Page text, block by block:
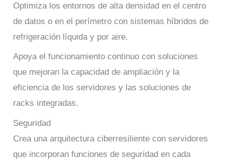
Optimiza los entornos de alta densidad en el centro
de datos o en el perímetro con sistemas híbridos de
refrigeración líquida y por aire.
Apoya el funcionamiento continuo con soluciones
que mejoran la capacidad de ampliación y la
eficiencia de los servidores y las soluciones de
racks integradas.
Seguridad
Crea una arquitectura ciberresiliente con servidores
que incorporan funciones de seguridad en cada